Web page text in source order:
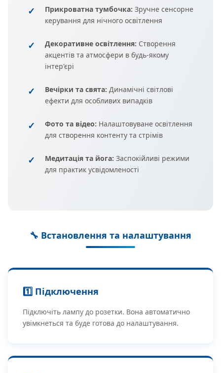
Прикроватна тумбочка: Зручне сенсорне
керування для нічного освітлення
Декоративне освітлення: Створення
акцентів та атмосфери в будь-якому
інтер'єрі
Вечірки та свята: Динамічні світлові
ефекти для особливих випадків
Фото та відео: Налаштовуване освітлення
для створення контенту та стрімів
Медитація та йога: Заспокійливі режими
для практик усвідомленості
🔧 Встановлення та налаштування
1️⃣ Підключення
Підключіть лампу до розетки. Вона автоматично
увімкнеться та буде готова до налаштування.